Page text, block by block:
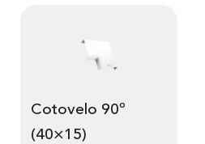
Cotovelo 90º
(40×15)